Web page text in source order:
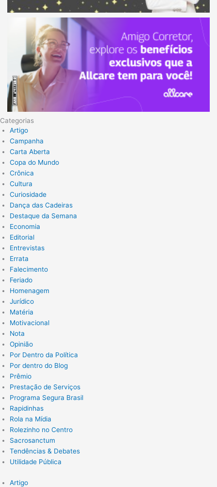
Categorias
Artigo
Campanha
Carta Aberta
Copa do Mundo
Crônica
Cultura
Curiosidade
Dança das Cadeiras
Destaque da Semana
Economia
Editorial
Entrevistas
Errata
Falecimento
Feriado
Homenagem
Jurídico
Matéria
Motivacional
Nota
Opinião
Por Dentro da Política
Por dentro do Blog
Prêmio
Prestação de Serviços
Programa Segura Brasil
Rapidinhas
Rola na Mídia
Rolezinho no Centro
Sacrosanctum
Tendências & Debates
Utilidade Pública
Artigo